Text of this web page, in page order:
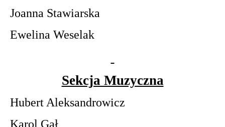
Joanna Stawiarska
Ewelina Weselak
Sekcja Muzyczna
Hubert Aleksandrowicz
Karol Gał